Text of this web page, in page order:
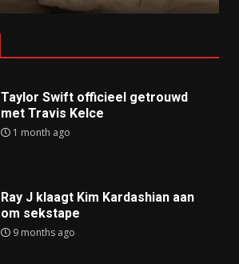
Taylor Swift officieel getrouwd
met Travis Kelce
1 month ago
Ray J klaagt Kim Kardashian aan
om sekstape
9 months ago